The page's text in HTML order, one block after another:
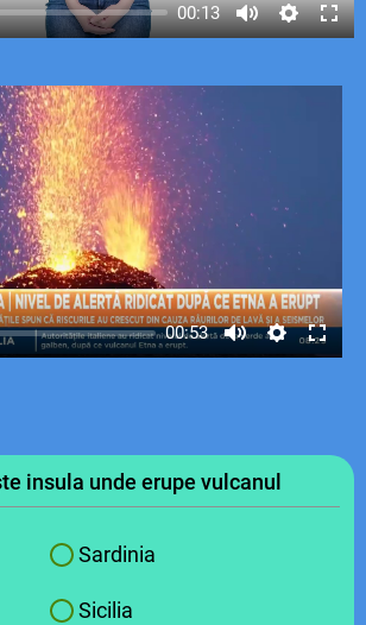
00:13
00:53
insula unde erupe vulcanul
Sardinia
Sicilia